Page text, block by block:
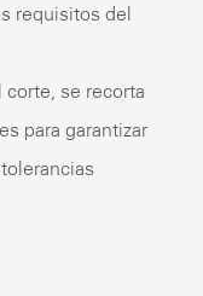
requisitos del
se recorta
para garantizar